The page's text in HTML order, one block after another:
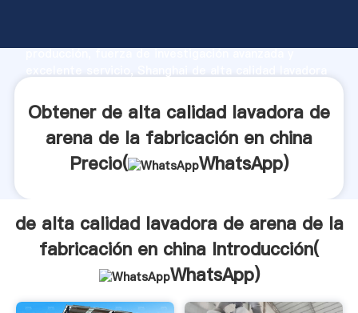
producción, fuerza de investigación avanzada y
valor y aporta valores a todos los clientes.
Obtener de alta calidad lavadora de
arena de la fabricación en china
Precio(
WhatsApp)
de alta calidad lavadora de arena de la
fabricación en china Introducción(
WhatsApp)